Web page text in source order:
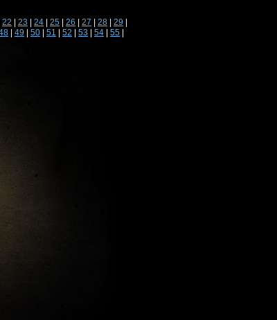
22 23 24 25 26 27 28 29
49 50 51 52 53 54 55